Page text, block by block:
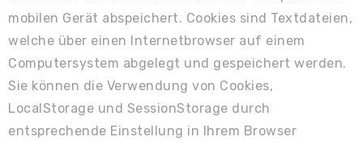
mobilen Gerät abspeichert. Cookies sind Textdateien,
welche über einen Internetbrowser auf einem
Computersystem abgelegt und gespeichert werden.
Sie können die Verwendung von Cookies,
LocalStorage und SessionStorage durch
entsprechende Einstellung in Ihrem Browser